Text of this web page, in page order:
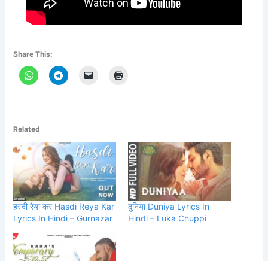
Share This:
Related
हस्दी रेया कर Hasdi Reya Kar
Lyrics In Hindi – Gurnazar
दुनिया Duniya Lyrics In
Hindi – Luka Chuppi